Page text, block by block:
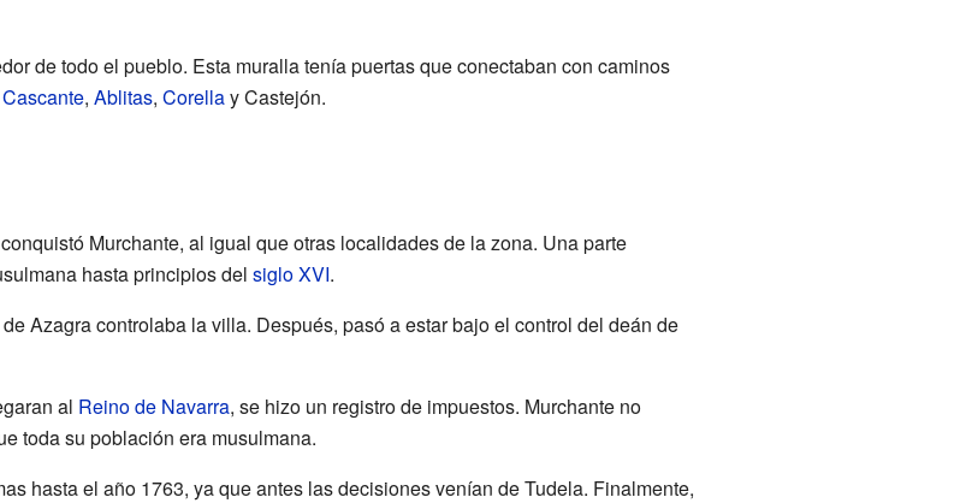
de todo el pueblo. Esta muralla tenía puertas que conectaban con caminos
Cascante, Ablitas, Corellay Castejón.
Murchante, al igual que otras localidades de la zona. Una parte
hasta principios del siglo XVI.
Azagra controlaba la villa. Después, pasó a estar bajo el control del deán de
al Reino de Navarra, se hizo un registro de impuestos. Murchante no
toda su población era musulmana.
hasta el año 1763, ya que antes las decisiones venían de Tudela. Finalmente,